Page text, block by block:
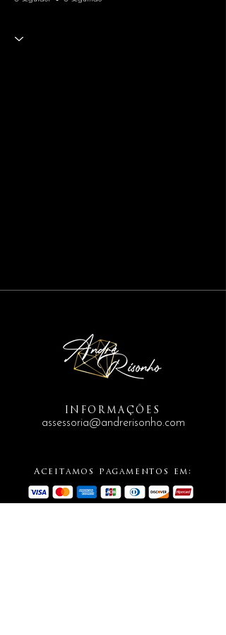
assessoria@andrerisonho.com
INFORMAÇÕES
Aceitamos pagamentos em: